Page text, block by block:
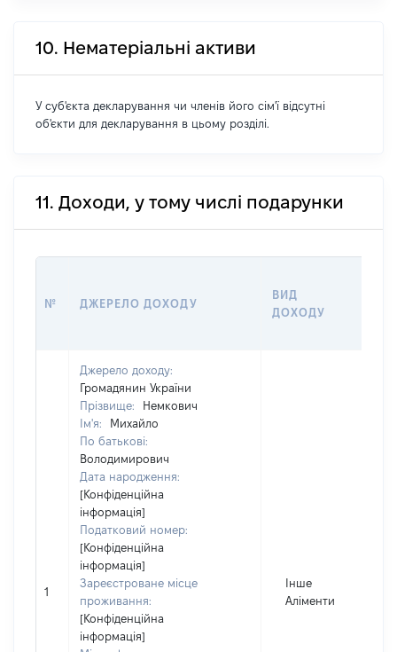
10. Нематеріальні активи
У суб'єкта декларування чи членів його сім'ї відсутні
об'єкти для декларування в цьому розділі.
11. Доходи, у тому числі подарунки
№ ДЖЕРЕЛО ДОХОДУ
ВИД
ДОХОДУ
1
Джерело доходу:
Громадянин України
Прізвище:
Немкович
Ім'я:
Михайло
По батькові:
Володимирович
Дата народження:
[Конфіденційна
інформація]
Податковий номер:
[Конфіденційна
інформація]
Зареєстроване місце
проживання:
[Конфіденційна
інформація]
Інше
Аліменти